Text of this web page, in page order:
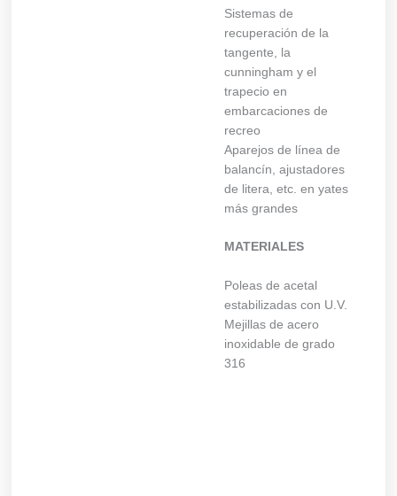
Sistemas de
recuperación de la
tangente, la
cunningham y el
trapecio en
embarcaciones de
recreo
Aparejos de línea de
balancín, ajustadores
de litera, etc. en yates
más grandes
MATERIALES
Poleas de acetal
estabilizadas con U.V.
Mejillas de acero
inoxidable de grado
316